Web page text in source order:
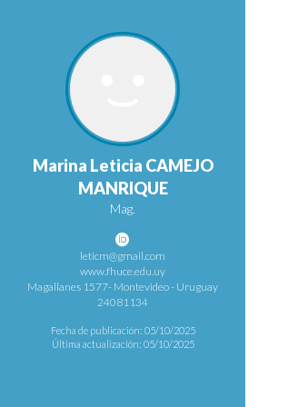
Marina Leticia CAMEJO
MANRIQUE
Mag.
leticm@gmail.com
www.fhuce.edu.uy
Magallanes 1577- Montevideo - Uruguay
24081134
Fecha de publicación: 05/10/2025
Última actualización: 05/10/2025